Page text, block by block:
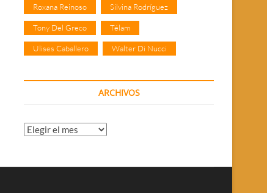
Roxana Reinoso Silvina Rodríguez
Tony Del Greco Télam
Ulises Caballero Walter Di Nucci
ARCHIVOS
Archivos